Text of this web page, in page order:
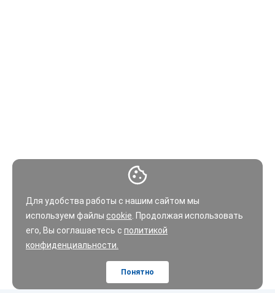
Для удобства работы с нашим сайтом мы
используем файлы cookie . Продолжая использовать
его, Вы соглашаетесь с политикой
конфиденциальности.
Понятно